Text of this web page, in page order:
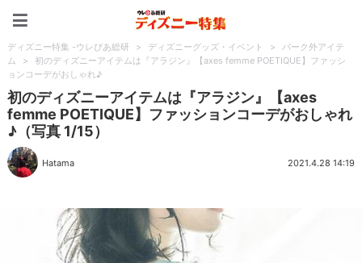
ディズニー特集 -ウレぴあ総研 > ディズニーグッズ・イベント >
パーク外アイテ
ム
>
初のディズニーアイテムは『アラジン』【axes femme POETIQUE】ファッシ
ョンコーデがおしゃれ♪
初のディズニーアイテムは『アラジン』【axes
femme POETIQUE】ファッションコーデがおしゃれ
♪（写真 1/15）
Hatama 2021.4.28 14:19